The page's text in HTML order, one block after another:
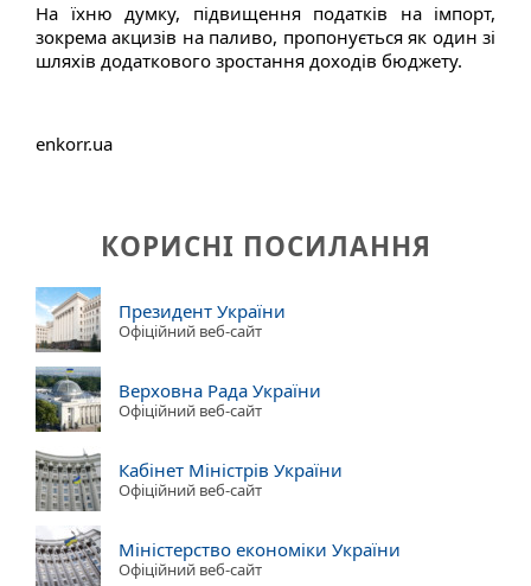
На їхню думку, підвищення податків на імпорт,
зокрема акцизів на паливо, пропонується як один зі
шляхів додаткового зростання доходів бюджету.
enkorr.ua
КОРИСНІ ПОСИЛАННЯ
Президент України
Офіційний веб-сайт
Верховна Рада України
Офіційний веб-сайт
Кабінет Міністрів України
Офіційний веб-сайт
Міністерство економіки України
Офіційний веб-сайт